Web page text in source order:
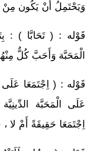
وَيَحْتَمِلُ أَنْ يَكُون مِنْ
قَوْله : ( تَحَابَّا ) :
الْمَحَبَّة وَأَحَبَّ كُلٌّ
قَوْله : ( اِجْتَمَعَا عَلَى
عَلَى الْمَحَبَّة
اِجْتَمَعَا حَقِيقَةً أَمْ لا